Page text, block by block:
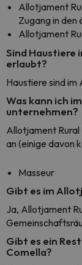
Allotjament
Zugang in den
Allotjament
Sind Haustiere
erlaubt?
Haustiere sind
Was kann ich
unternehmen?
Allotjament
an (einige davon
Masseur
Gibt es im
Ja, Allotjament
Gibt es ein
Comella?